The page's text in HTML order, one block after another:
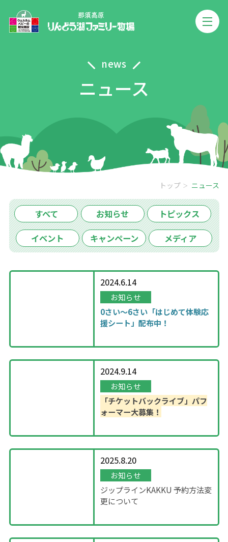
news
ニュース
トップ ニュース
すべて お知らせ トピックス
イベント キャンペーン メディア
2024.6.14
お知らせ
0さい～6さい「はじめて体験応
援シート」配布中！
2024.9.14
お知らせ
「チケットバックライブ」パフ
ォーマー大募集！
2025.8.20
お知らせ
ジップラインKAKKU 予約方法変
更について